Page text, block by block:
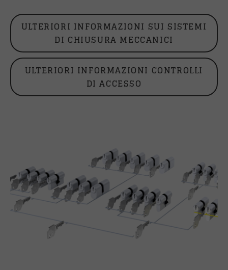
ULTERIORI INFORMAZIONI SUI SISTEMI
DI CHIUSURA MECCANICI
ULTERIORI INFORMAZIONI CONTROLLI
DI ACCESSO